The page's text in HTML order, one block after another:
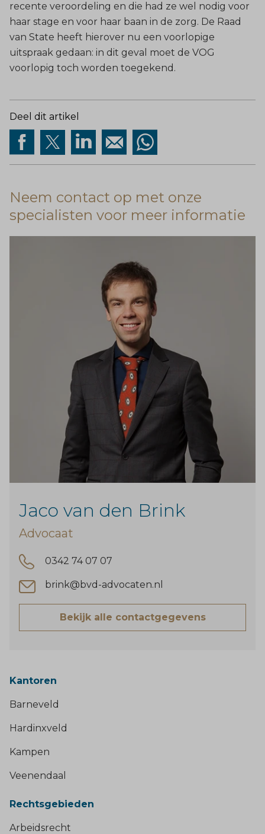
recente veroordeling en die had ze wel nodig voor
haar stage en voor haar baan in de zorg. De Raad
van State heeft hierover nu een voorlopige
uitspraak gedaan: in dit geval moet de VOG
voorlopig toch worden toegekend.
Deel dit artikel
Neem contact op met onze
specialisten voor meer informatie
Jaco van den Brink
Advocaat
0342 74 07 07
brink@bvd-advocaten.nl
Bekijk alle contactgegevens
Kantoren
Barneveld
Hardinxveld
Kampen
Veenendaal
Rechtsgebieden
Arbeidsrecht